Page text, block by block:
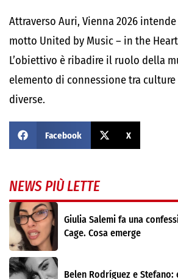
Attraverso Auri, Vienna 2026
motto United by Music – in the
L’obiettivo è ribadire il ruolo della
elemento di connessione tra culture
diverse.
Facebook X
NEWS PIÙ LETTE
Giulia Salemi fa una
Cage. Cosa emerge
Belen Rodríguez e Stefano: